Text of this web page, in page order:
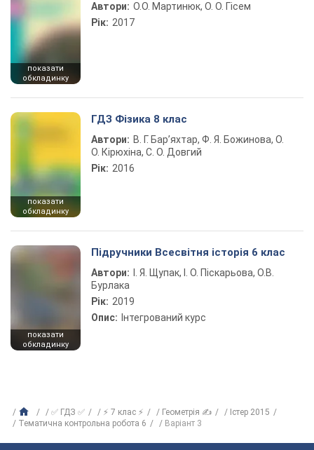
показати
обкладинку
Автори: О.О. Мартинюк, О. О. Гісем
Рік: 2017
показати
обкладинку
ГДЗ Фізика 8 клас
Автори: В. Г. Бар’яхтар, Ф. Я. Божинова, О.
О. Кірюхіна, С. О. Довгий
Рік: 2016
показати
обкладинку
Підручники Всесвітня історія 6 клас
Автори:
І. Я. Щупак, І. О. Піскарьова, О.В.
Бурлака
Рік: 2019
Опис: Інтегрований курс
✅ ГДЗ ✅ ⚡ 7 клас ⚡ Геометрія ✍
Істер 2015
Тематична контрольна робота 6
Варіант 3